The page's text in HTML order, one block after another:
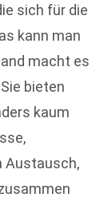
sich für die
kann man
macht es
bieten
kaum
Austausch,